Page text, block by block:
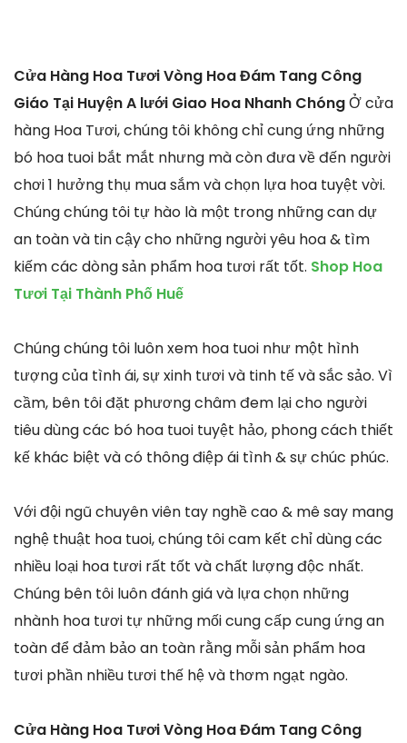
Cửa Hàng Hoa Tươi Vòng Hoa Đám Tang Công
Giáo Tại Huyện A lưới Giao Hoa Nhanh ChóngỞ cửa
hàng Hoa Tươi, chúng tôi không chỉ cung ứng những
bó hoa tuoi bắt mắt nhưng mà còn đưa về đến người
chơi 1 hưởng thụ mua sắm và chọn lựa hoa tuyệt vời.
Chúng chúng tôi tự hào là một trong những can dự
an toàn và tin cậy cho những người yêu hoa & tìm
kiếm các dòng sản phẩm hoa tươi rất tốt. Shop Hoa
Tươi Tại Thành Phố Huế
Chúng chúng tôi luôn xem hoa tuoi như một hình
tượng của tình ái, sự xinh tươi và tinh tế và sắc sảo. Vì
cầm, bên tôi đặt phương châm đem lại cho người
tiêu dùng các bó hoa tuoi tuyệt hảo, phong cách thiết
kế khác biệt và có thông điệp ái tình & sự chúc phúc.
Với đội ngũ chuyên viên tay nghề cao & mê say mang
nghệ thuật hoa tuoi, chúng tôi cam kết chỉ dùng các
nhiều loại hoa tươi rất tốt và chất lượng độc nhất.
Chúng bên tôi luôn đánh giá và lựa chọn những
nhành hoa tươi tự những mối cung cấp cung ứng an
toàn để đảm bảo an toàn rằng mỗi sản phẩm hoa
tươi phần nhiều tươi thế hệ và thơm ngạt ngào.
Cửa Hàng Hoa Tươi Vòng Hoa Đám Tang Công